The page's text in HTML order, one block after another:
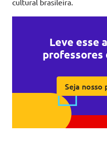
Leve esse
professores
Seja nosso